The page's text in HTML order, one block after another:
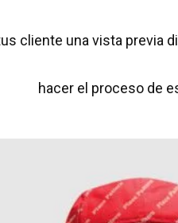
cliente una vista previa
hacer el proceso de